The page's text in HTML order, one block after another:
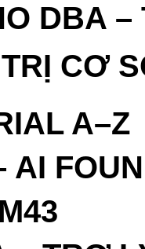
DBA
CƠ
A–Z
AI